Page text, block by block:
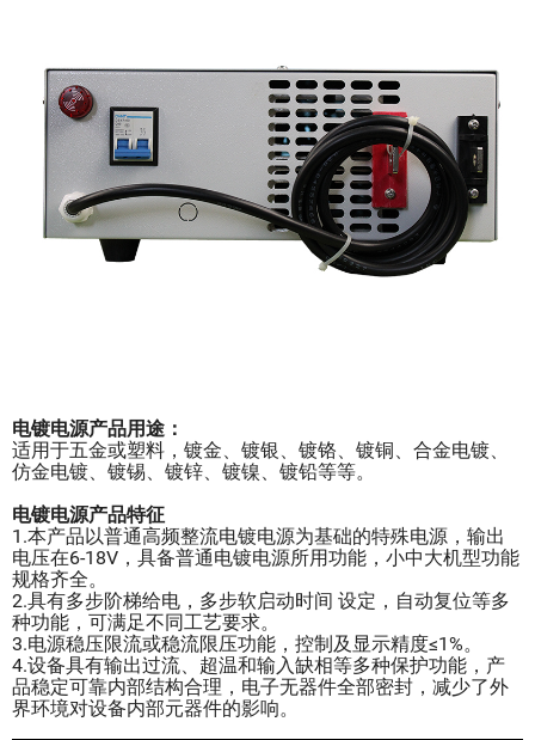
电镀电源产品用途：
适用于五金或塑料，镀金、镀银、镀铬、镀铜、合金电镀、
仿金电镀、镀锡、镀锌、镀镍、镀铅等等。
电镀电源产品特征
1.本产品以普通高频整流电镀电源为基础的特殊电源，输出
电压在6-18V，具备普通电镀电源所用功能，小中大机型功能
规格齐全。
2.具有多步阶梯给电，多步软启动时间 设定，自动复位等多
种功能，可满足不同工艺要求。
3.电源稳压限流或稳流限压功能，控制及显示精度≤1%。
4.设备具有输出过流、超温和输入缺相等多种保护功能，产
品稳定可靠内部结构合理，电子无器件全部密封，减少了外
界环境对设备内部元器件的影响。